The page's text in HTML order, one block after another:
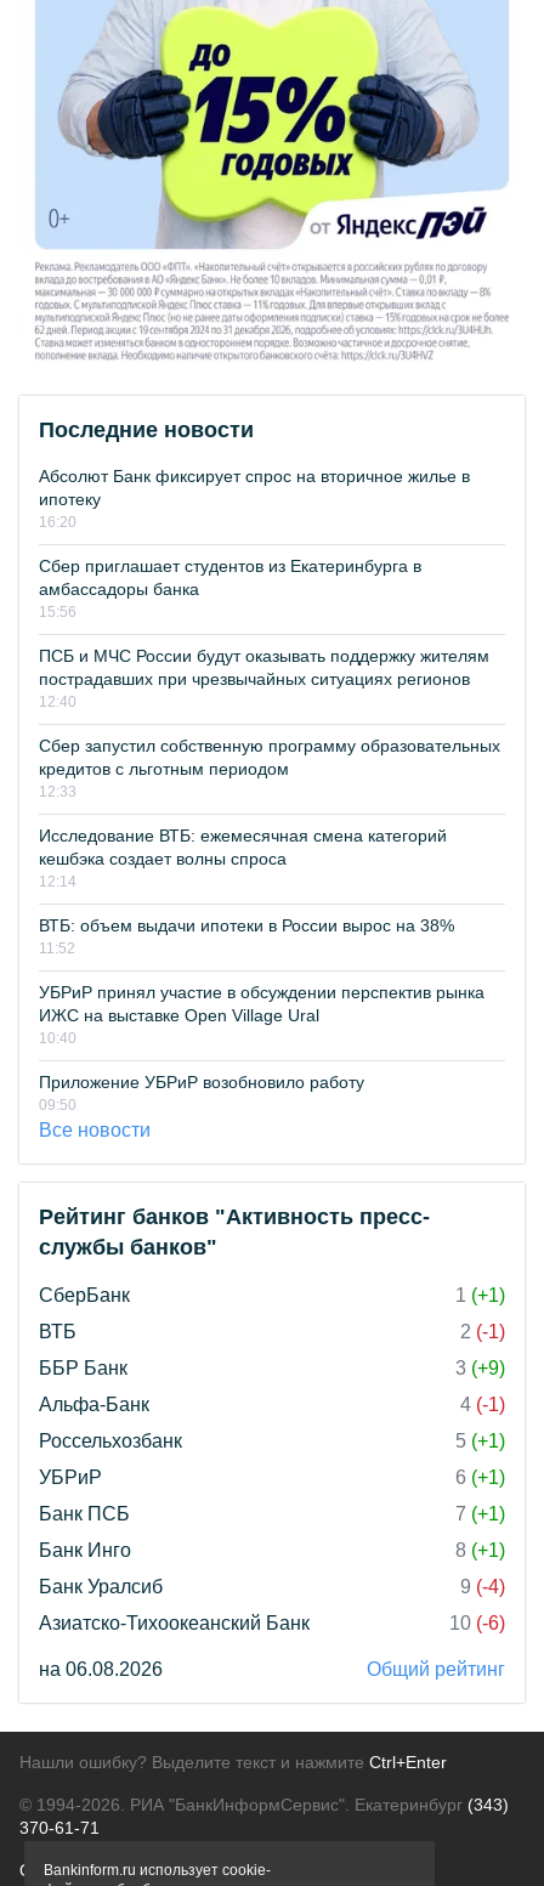
Последние новости
Абсолют Банк фиксирует спрос на вторичное жилье в
ипотеку
16:20
Сбер приглашает студентов из Екатеринбурга в
амбассадоры банка
15:56
ПСБ и МЧС России будут оказывать поддержку жителям
пострадавших при чрезвычайных ситуациях регионов
12:40
Сбер запустил собственную программу образовательных
кредитов с льготным периодом
12:33
Исследование ВТБ: ежемесячная смена категорий
кешбэка создает волны спроса
12:14
ВТБ: объем выдачи ипотеки в России вырос на 38%
11:52
УБРиР принял участие в обсуждении перспектив рынка
ИЖС на выставке Open Village Ural
10:40
Приложение УБРиР возобновило работу
09:50
Все новости
Рейтинг банков "Активность пресс-
службы банков"
СберБанк 1 (+1)
ВТБ
2 (-1)
ББР Банк
3 (+9)
Альфа-Банк
4 (-1)
Россельхозбанк
5 (+1)
УБРиР
6 (+1)
Банк ПСБ
7 (+1)
Банк Инго
8 (+1)
Банк Уралсиб
9 (-4)
Азиатско-Тихоокеанский Банк
10 (-6)
на 06.08.2026 Общий рейтинг
Нашли ошибку? Выделите текст и нажмите Ctrl+Enter
© 1994-2026. РИА "БанкИнформСервис". Екатеринбург (343)
370-61-71
О проектеПолитика конфиденциальности
Bankinform.ru использует cookie-